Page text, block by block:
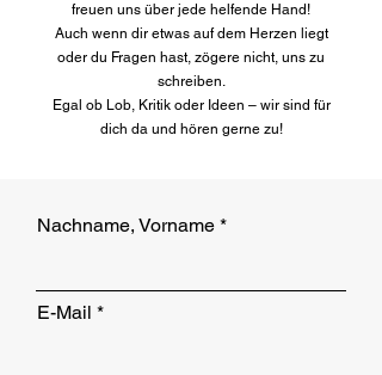
freuen uns über jede helfende Hand!
Auch wenn dir etwas auf dem Herzen liegt
oder du Fragen hast, zögere nicht, uns zu
schreiben.
Egal ob Lob, Kritik oder Ideen – wir sind für
dich da und hören gerne zu!
Nachname, Vorname
E-Mail